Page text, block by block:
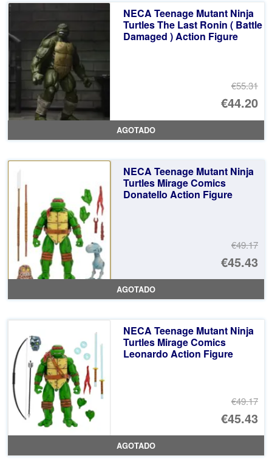
NECA Teenage Mutant Ninja
Turtles The Last Ronin ( Battle
Damaged ) Action Figure
€55.31
El
€44.20
El
AGOTADO
NECA Teenage Mutant Ninja
Turtles Mirage Comics
Donatello Action Figure
€49.17
El
€45.43
El
AGOTADO
NECA Teenage Mutant Ninja
Turtles Mirage Comics
Leonardo Action Figure
€49.17
El
€45.43
El
AGOTADO